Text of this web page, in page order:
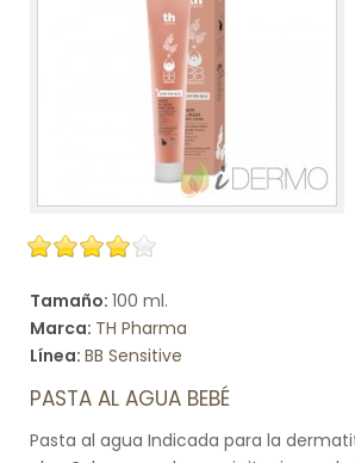
Tamaño: 100 ml.
Marca: TH Pharma
Línea: BB Sensitive
PASTA AL AGUA BEBÉ
Pasta al agua Indicada para la